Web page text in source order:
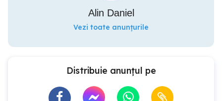
Alin Daniel
Vezi toate anunțurile
Distribuie anunțul pe